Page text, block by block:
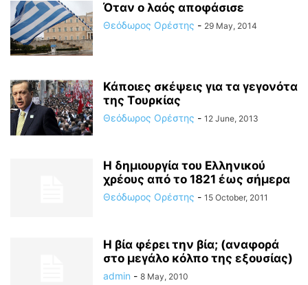
Όταν ο λαός αποφάσισε
Θεόδωρος Ορέστης - 29 May, 2014
Κάποιες σκέψεις για τα γεγονότα
της Tουρκίας
Θεόδωρος Ορέστης - 12 June, 2013
Η δημιουργία του Ελληνικού
χρέους από το 1821 έως σήμερα
Θεόδωρος Ορέστης - 15 October, 2011
Η βία φέρει την βία; (αναφορά
στο μεγάλο κόλπο της εξουσίας)
admin - 8 May, 2010